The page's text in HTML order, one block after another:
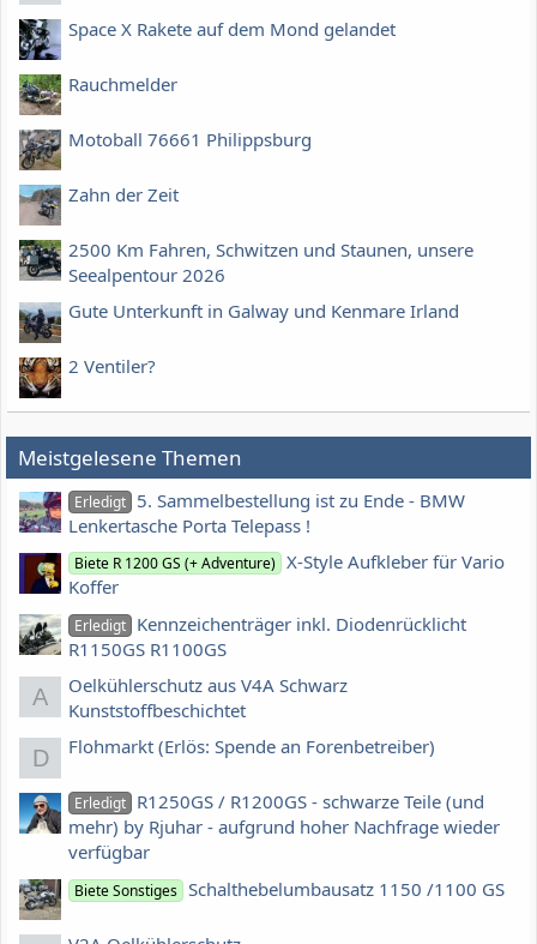
Space X Rakete auf dem Mond gelandet
Rauchmelder
Motoball 76661 Philippsburg
Zahn der Zeit
2500 Km Fahren, Schwitzen und Staunen, unsere
Seealpentour 2026
Gute Unterkunft in Galway und Kenmare Irland
2 Ventiler?
Meistgelesene Themen
Erledigt 5. Sammelbestellung ist zu Ende - BMW
Lenkertasche Porta Telepass !
Biete R 1200 GS (+ Adventure) X-Style Aufkleber für Vario
Koffer
Erledigt Kennzeichenträger inkl. Diodenrücklicht
R1150GS R1100GS
A
Oelkühlerschutz aus V4A Schwarz
Kunststoffbeschichtet
D Flohmarkt (Erlös: Spende an Forenbetreiber)
Erledigt R1250GS / R1200GS - schwarze Teile (und
mehr) by Rjuhar - aufgrund hoher Nachfrage wieder
verfügbar
Biete Sonstiges Schalthebelumbausatz 1150 /1100 GS